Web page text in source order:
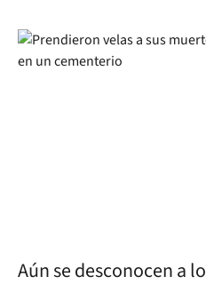
Aún se desconocen a